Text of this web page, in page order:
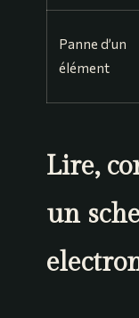
Panne d’un
élément
Lire,
un